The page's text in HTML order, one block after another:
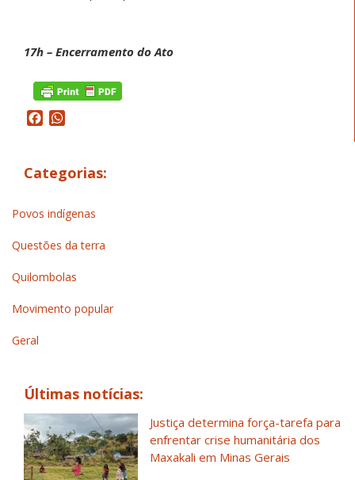
17h – Encerramento do Ato
Facebook
Categorias:
Povos indígenas
Questões da terra
Quilombolas
Movimento popular
Geral
Últimas notícias:
Justiça determina força-tarefa para
enfrentar crise humanitária dos
Maxakali em Minas Gerais